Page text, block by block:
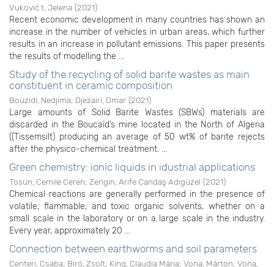
Vuković t, Jelena (2021)
Recent economic development in many countries has shown an
increase in the number of vehicles in urban areas, which further
results in an increase in pollutant emissions. This paper presents
the results of modelling the ...
Study of the recycling of solid barite wastes as main
constituent in ceramic composition
Bouzidi, Nedjima; Djezairi, Omar (2021)
Large amounts of Solid Barite Wastes (SBWs) materials are
discarded in the Boucaïd’s mine located in the North of Algeria
((Tissemsilt) producing an average of 50 wt% of barite rejects
after the physico-chemical treatment. ...
Green chemistry: ionic liquids in idustrial applications
Tosun, Cemile Ceren; Zengin, Arife Candaş Adıgüzel (2021)
Chemical reactions are generally performed in the presence of
volatile, flammable, and toxic organic solvents, whether on a
small scale in the laboratory or on a large scale in the industry.
Every year, approximately 20 ...
Connection between earthworms and soil parameters
Centeri, Csaba; Biró, Zsolt; King, Claudia Mária; Vona, Márton; Vona,